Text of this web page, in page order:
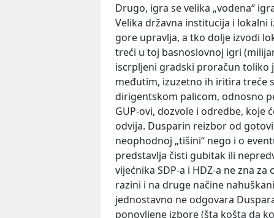
Drugo, igra se velika „vodena“
Velika državna institucija i lokalni
gore upravlja, a tko dolje izvodi
treći u toj basnoslovnoj igri
iscrpljeni gradski proračun toliko
međutim, izuzetno ih iritira treće
dirigentskom palicom, odnosno
GUP-ovi, dozvole i odredbe, koje
odvija. Dusparin reizbor od
neophodnoj „tišini“ nego i o
predstavlja čisti gubitak ili
vijećnika SDP-a i HDZ-a ne zna
razini i na druge načine
jednostavno ne odgovara
ponovljene izbore (šta košta da